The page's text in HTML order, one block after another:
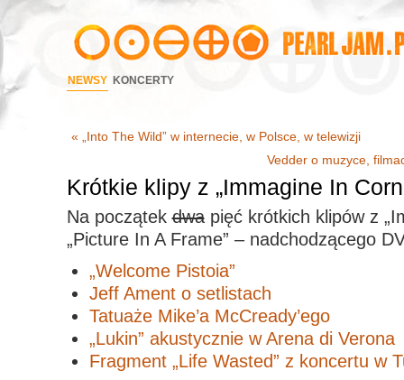
NEWSY KONCERTY
« „Into The Wild” w internecie, w Polsce, w telewizji
Vedder o muzyce,
Krótkie klipy z „Immagine In
Na początekdwapięć krótkich klipów z
„Picture In A Frame” – nadchodzącego
„Welcome Pistoia”
Jeff Ament o setlistach
Tatuaże Mike’a McCready’ego
„Lukin” akustycznie w Arena di Verona
Fragment „Life Wasted” z koncertu w